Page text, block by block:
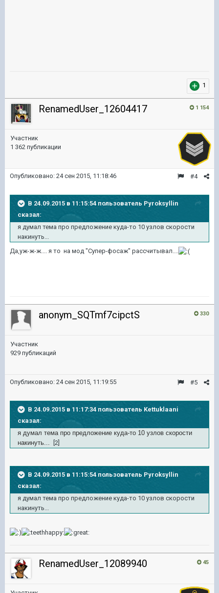
1
1 154
RenamedUser_12604417
Участник
1 362 публикации
#4
Опубликовано: 24 сен 2015, 11:18:46
В 24.09.2015 в 11:15:54 пользователь Pyroksyllin
сказал:
я думал тема про предложение куда-то 10 узлов скорости
накинуть...
Да,уж-ж-ж.... я то на мод "Супер-фосаж" рассчитывал....
330
anonym_SQTmf7cipctS
Участник
929 публикаций
#5
Опубликовано: 24 сен 2015, 11:19:55
В 24.09.2015 в 11:17:34 пользователь Kettuklaani
сказал:
я думал тема про предложение куда-то 10 узлов скорости
накинуть...
[2]
В 24.09.2015 в 11:15:54 пользователь Pyroksyllin
сказал:
я думал тема про предложение куда-то 10 узлов скорости
накинуть...
45
RenamedUser_12089940